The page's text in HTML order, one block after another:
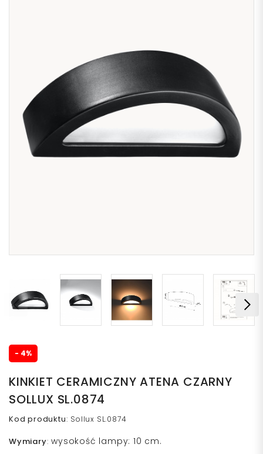
- 4%
KINKIET CERAMICZNY ATENA CZARNY
SOLLUX SL.0874
Kod produktu: Sollux SL.0874
Wymiary: wysokość lampy: 10 cm.